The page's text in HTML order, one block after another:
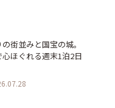
街並みと国宝の城。
ほぐれる週末1泊2日